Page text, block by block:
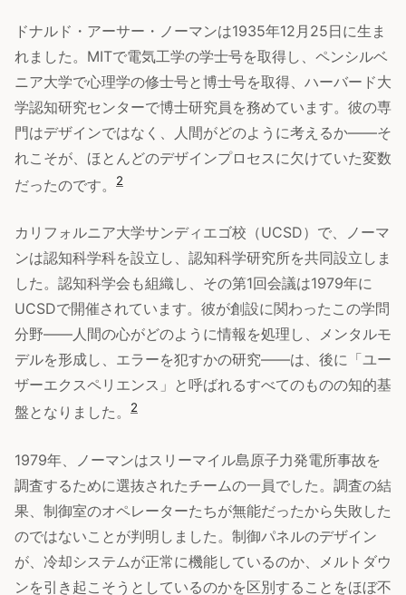
ドナルド・アーサー・ノーマンは1935年12月25日に生ま
れました。MITで電気工学の学士号を取得し、ペンシルベ
ニア大学で心理学の修士号と博士号を取得、ハーバード大
学認知研究センターで博士研究員を務めています。彼の専
門はデザインではなく、人間がどのように考えるか——そ
れこそが、ほとんどのデザインプロセスに欠けていた変数
だったのです。
2
カリフォルニア大学サンディエゴ校（UCSD）で、ノーマ
ンは認知科学科を設立し、認知科学研究所を共同設立しま
した。認知科学会も組織し、その第1回会議は1979年に
UCSDで開催されています。彼が創設に関わったこの学問
分野——人間の心がどのように情報を処理し、メンタルモ
デルを形成し、エラーを犯すかの研究——は、後に「ユー
ザーエクスペリエンス」と呼ばれるすべてのものの知的基
盤となりました。
2
1979年、ノーマンはスリーマイル島原子力発電所事故を
調査するために選抜されたチームの一員でした。調査の結
果、制御室のオペレーターたちが無能だったから失敗した
のではないことが判明しました。制御パネルのデザイン
が、冷却システムが正常に機能しているのか、メルトダウ
ンを引き起こそうとしているのかを区別することをほぼ不